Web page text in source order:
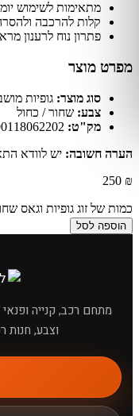
מחפשים
מתאימות לשימוש
קלות להרכבה
פתרון נוח לרענון
מפרט מוצר
סוג מוצר: גופיות
צבע: שחור / כחול
מק"ט:
הערה חשובה: יש לוודא
250 ₪
כמות של זוג גופיות וגאס
הוספה לסל
מתחם רכב, קנייה ופנאי
וצבע, חנות